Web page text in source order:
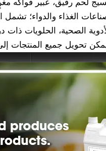
نسيج لحم رقيق، عبير
الغذاء والدواء؛ تشمل
الصحية، الحلويات